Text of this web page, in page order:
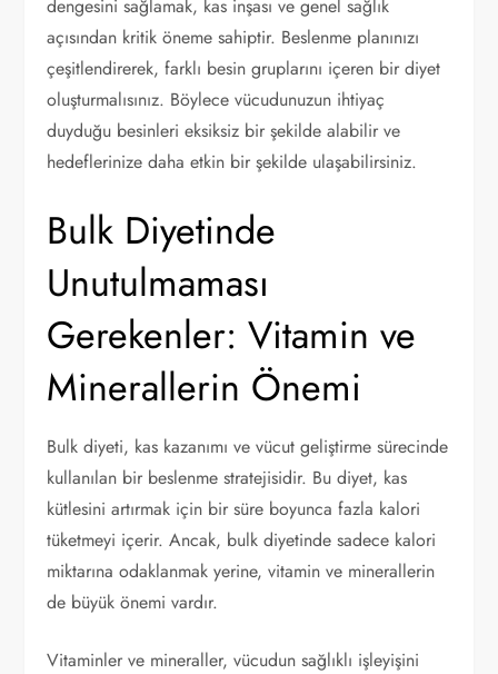
dengesini sağlamak, kas inşası ve genel sağlık
açısından kritik öneme sahiptir. Beslenme planınızı
çeşitlendirerek, farklı besin gruplarını içeren bir diyet
oluşturmalısınız. Böylece vücudunuzun ihtiyaç
duyduğu besinleri eksiksiz bir şekilde alabilir ve
hedeflerinize daha etkin bir şekilde ulaşabilirsiniz.
Bulk Diyetinde
Unutulmaması
Gerekenler: Vitamin ve
Minerallerin Önemi
Bulk diyeti, kas kazanımı ve vücut geliştirme sürecinde
kullanılan bir beslenme stratejisidir. Bu diyet, kas
kütlesini artırmak için bir süre boyunca fazla kalori
tüketmeyi içerir. Ancak, bulk diyetinde sadece kalori
miktarına odaklanmak yerine, vitamin ve minerallerin
de büyük önemi vardır.
Vitaminler ve mineraller, vücudun sağlıklı işleyişini